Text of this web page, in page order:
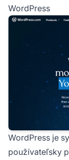
WordPress
WordPress je
používateľsky